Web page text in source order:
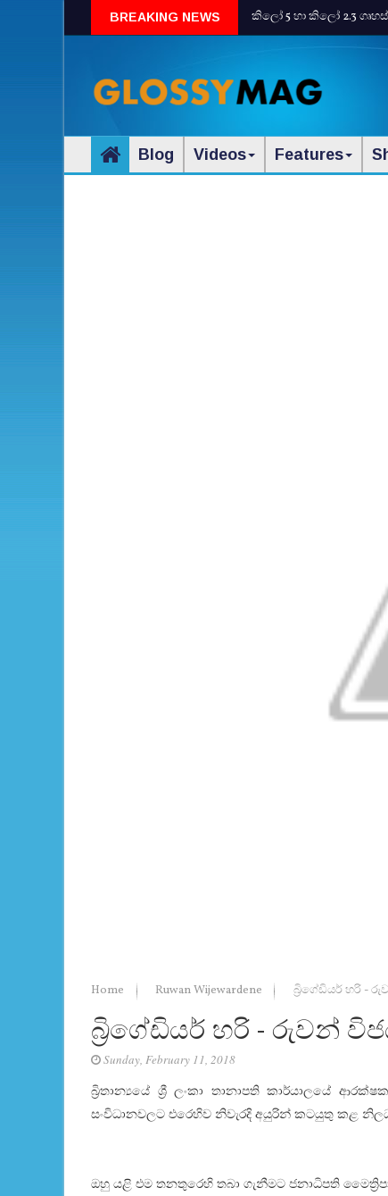
BREAKING NEWS කිලෝ 5 හා කිලෝ 2.3
Blog Videos Features
Home Ruwan Wijewardene බ්‍රිගේඩියර් හරි -
බ්‍රිගේඩියර් හරි - රුවන්
Sunday, February 11, 2018
බ්‍රිතාන්‍යයේ ශ්‍රී ලංකා තානාපති කාර්යාලයේ
සංවිධානවලට එරෙහිව නිවැරදි අයුරින් කටයුතු කළ
ඔහු යළි එම තනතුරෙහි තබා ගැනීමට ජනාධිපති